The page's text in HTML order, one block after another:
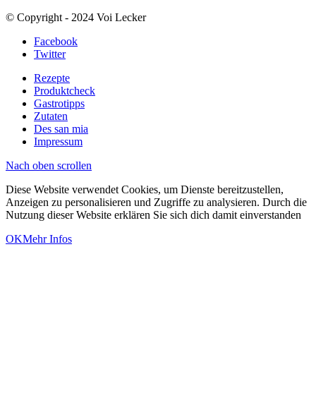
© Copyright - 2024 Voi Lecker
Facebook
Twitter
Rezepte
Produktcheck
Gastrotipps
Zutaten
Des san mia
Impressum
Nach oben scrollen
Diese Website verwendet Cookies, um Dienste bereitzustellen,
Anzeigen zu personalisieren und Zugriffe zu analysieren. Durch die
Nutzung dieser Website erklären Sie sich dich damit einverstanden
OKMehr Infos